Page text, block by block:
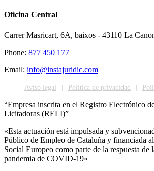
Oficina Central
Carrer Masricart, 6A, baixos - 43110 La
Phone: 877 450 177
Email: info@instajuridic.com
Aviso legal Política de privacidad
“Empresa inscrita en el Registro Electrónico
Licitadoras (RELI)”
«Esta actuación está impulsada y
Público de Empleo de Cataluña y financiada
Social Europeo como parte de la respuesta de
pandemia de COVID-19»